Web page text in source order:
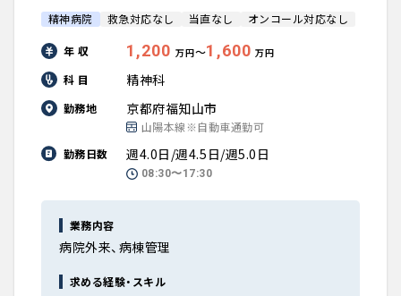
医師の転職マニュアル
データで見る医師の平均年収
医師に役立つ取材記事
精神病院 救急対応なし 当直なし オンコール対応なし
年 収 1,200 万円〜1,600 万円
科 目 精神科
勤務地 京都府福知山市
山陽本線※自動車通勤可
勤務日数
週4.0日/週4.5日/週5.0日
08:30〜17:30
業務内容
病院外来、病棟管理
求める経験・スキル